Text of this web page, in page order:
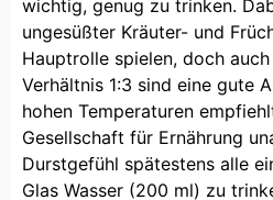
wichtig, genug zu trinken.
ungesüßter Kräuter- und
Hauptrolle spielen, doch
Verhältnis 1:3 sind eine gute
hohen Temperaturen
Gesellschaft für Ernährung
Durstgefühl spätestens alle
Glas Wasser (200 ml) zu